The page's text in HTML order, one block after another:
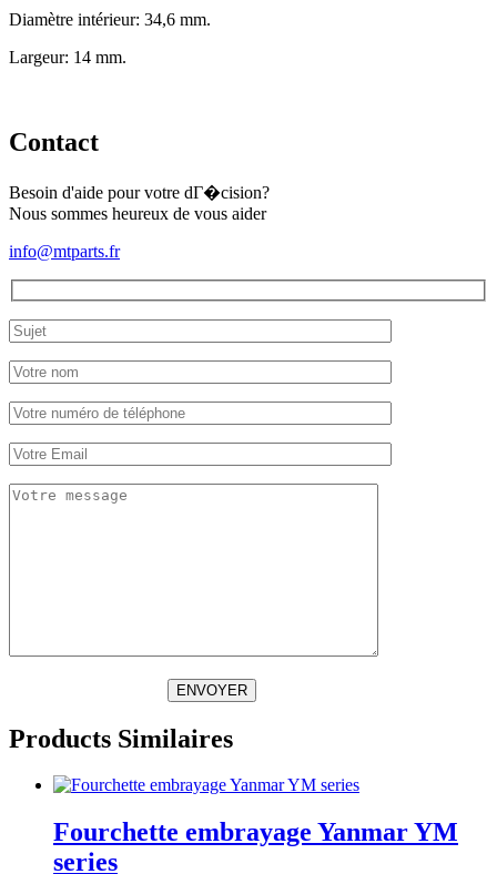
Diamètre intérieur: 34,6 mm.
Largeur: 14 mm.
Contact
Besoin d'aide pour votre dГ�cision?
Nous sommes heureux de vous aider
info@mtparts.fr
ENVOYER
Products Similaires
Fourchette embrayage Yanmar YM
series